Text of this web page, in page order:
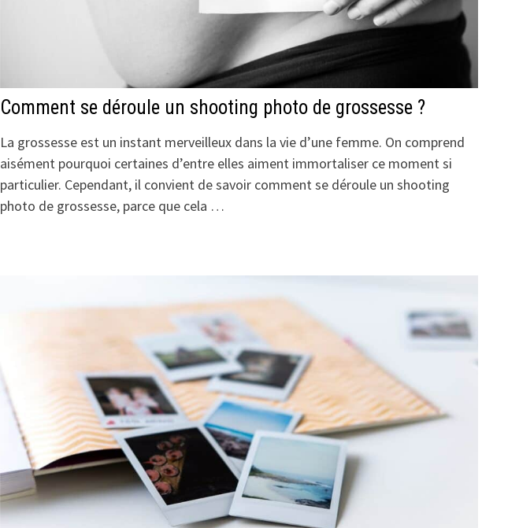
Comment se déroule un shooting photo de grossesse ?
La grossesse est un instant merveilleux dans la vie d’une femme. On comprend
aisément pourquoi certaines d’entre elles aiment immortaliser ce moment si
particulier. Cependant, il convient de savoir comment se déroule un shooting
photo de grossesse, parce que cela …